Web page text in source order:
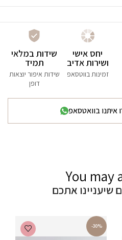
יחס אישי
ושירות אדיב
זמינות בווטסאפ
שידות במלאי
תמיד
שידות איפור יוצאות
דופן
איתנו בוואטסאפ
You may
שיעניינו אתכם
-30%